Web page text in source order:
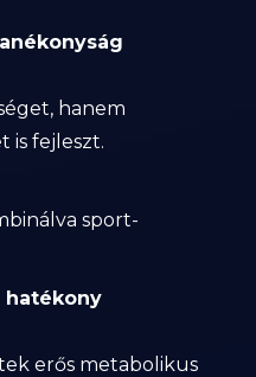
hanem
is fejleszt.
sport-
hatékony
erős metabolikus